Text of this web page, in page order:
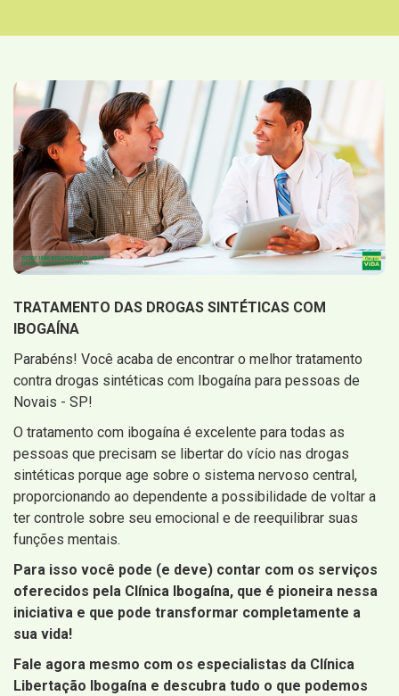
TRATAMENTO DAS DROGAS SINTÉTICAS COM
IBOGAÍNA
Parabéns! Você acaba de encontrar o melhor tratamento
contra drogas sintéticas com Ibogaína para pessoas de
Novais - SP!
O tratamento com ibogaína é excelente para todas as
pessoas que precisam se libertar do vício nas drogas
sintéticas porque age sobre o sistema nervoso central,
proporcionando ao dependente a possibilidade de voltar a
ter controle sobre seu emocional e de reequilibrar suas
funções mentais.
Para isso você pode (e deve) contar com os serviços
oferecidos pela Clínica Ibogaína, que é pioneira nessa
iniciativa e que pode transformar completamente a
sua vida!
Fale agora mesmo com os especialistas da Clínica
Libertação Ibogaína e descubra tudo o que podemos